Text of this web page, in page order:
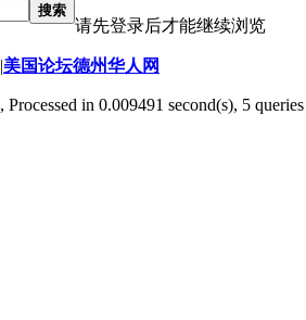
搜索
请先登录后才能继续浏览
|美国论坛德州华人网
, Processed in 0.009491 second(s), 5